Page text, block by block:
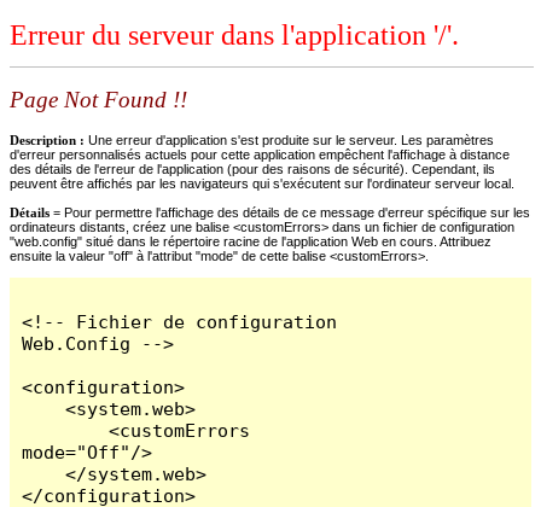
Erreur du serveur dans l'application '/'.
Page Not Found !!
Description : Une erreur d'application s'est produite sur le serveur. Les paramètres
d'erreur personnalisés actuels pour cette application empêchent l'affichage à distance
des détails de l'erreur de l'application (pour des raisons de sécurité). Cependant, ils
peuvent être affichés par les navigateurs qui s'exécutent sur l'ordinateur serveur local.
Détails = Pour permettre l'affichage des détails de ce message d'erreur spécifique sur les
ordinateurs distants, créez une balise <customErrors> dans un fichier de configuration
"web.config" situé dans le répertoire racine de l'application Web en cours. Attribuez
ensuite la valeur "off" à l'attribut "mode" de cette balise <customErrors>.
<!-- Fichier de configuration
Web.Config -->
<configuration>
    <system.web>
        <customErrors
mode="Off"/>
    </system.web>
</configuration>